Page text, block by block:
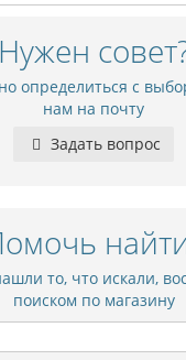
Нужен
определиться с
нам на почту
Задать вопрос
то, что искали,
поиском по магазину